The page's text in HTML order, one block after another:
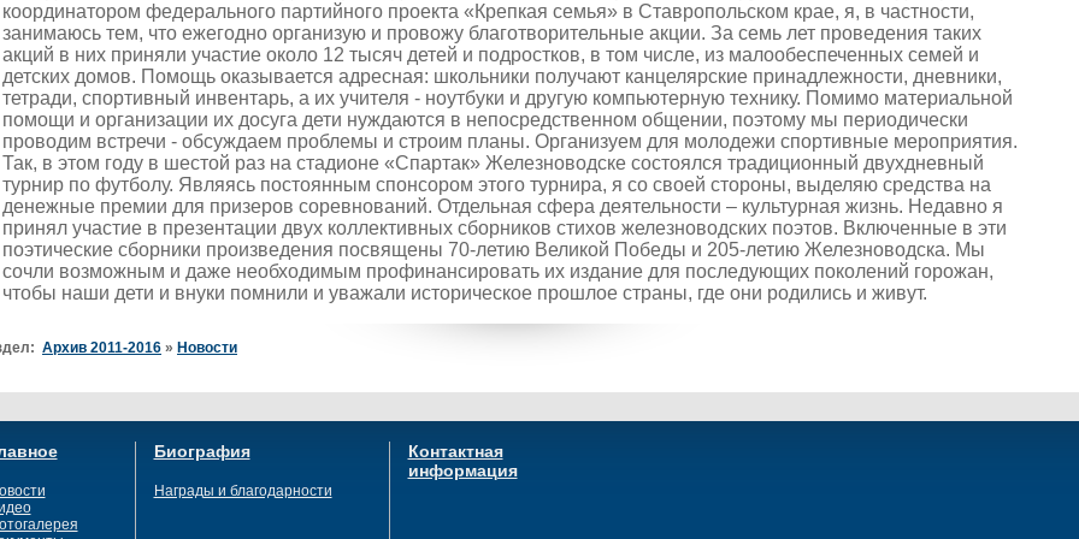
координатором федерального партийного проекта «Крепкая семья» в Ставропольском крае, я, в частности,
занимаюсь тем, что ежегодно организую и провожу благотворительные акции. За семь лет проведения таких
акций в них приняли участие около 12 тысяч детей и подростков, в том числе, из малообеспеченных семей и
детских домов. Помощь оказывается адресная: школьники получают канцелярские принадлежности, дневники,
тетради, спортивный инвентарь, а их учителя - ноутбуки и другую компьютерную технику. Помимо материальной
помощи и организации их досуга дети нуждаются в непосредственном общении, поэтому мы периодически
проводим встречи - обсуждаем проблемы и строим планы. Организуем для молодежи спортивные мероприятия.
Так, в этом году в шестой раз на стадионе «Спартак» Железноводске состоялся традиционный двухдневный
турнир по футболу. Являясь постоянным спонсором этого турнира, я со своей стороны, выделяю средства на
денежные премии для призеров соревнований. Отдельная сфера деятельности – культурная жизнь. Недавно я
принял участие в презентации двух коллективных сборников стихов железноводских поэтов. Включенные в эти
поэтические сборники произведения посвящены 70-летию Великой Победы и 205-летию Железноводска. Мы
сочли возможным и даже необходимым профинансировать их издание для последующих поколений горожан,
чтобы наши дети и внуки помнили и уважали историческое прошлое страны, где они родились и живут.
Архив 2011-2016 » Новости
Биография
Награды и благодарности
Контактная
информация